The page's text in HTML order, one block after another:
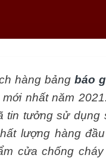
hàng bảng báo
nhất năm
tin tưởng sử dụng
lượng hàng
cửa chống